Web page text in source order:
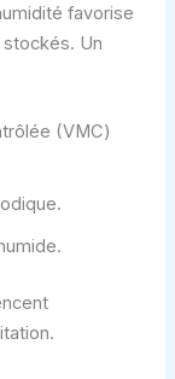
favorise
Un
(VMC)